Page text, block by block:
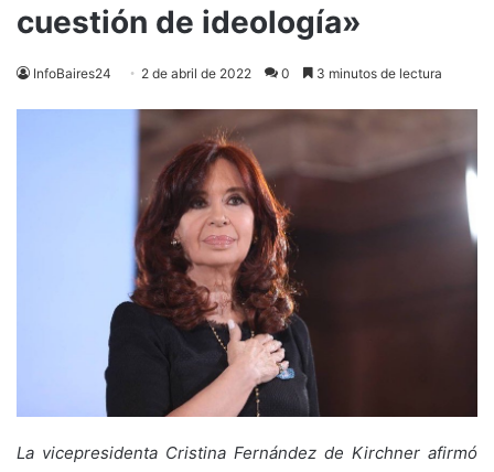
cuestión de ideología»
InfoBaires24 2 de abril de 2022 0 3 minutos de lectura
La vicepresidenta Cristina Fernández de Kirchner afirmó